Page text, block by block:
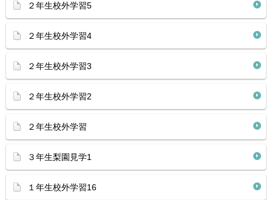
２年生校外学習5
２年生校外学習4
２年生校外学習3
２年生校外学習2
２年生校外学習
３年生梨園見学1
１年生校外学習16